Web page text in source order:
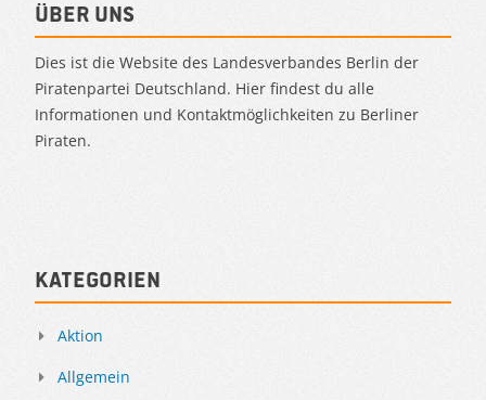
Über uns
Dies ist die Website des Landesverbandes Berlin der
Piratenpartei Deutschland. Hier findest du alle
Informationen und Kontaktmöglichkeiten zu Berliner
Piraten.
Kategorien
Aktion
Allgemein